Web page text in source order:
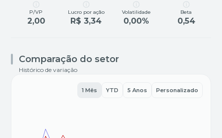
P/VP
2,00
Lucro por ação
R$ 3,34
Volatilidade
0,00%
Beta
0,54
Comparação do setor
Histórico de variação
1 Mês YTD 5 Anos Personalizado